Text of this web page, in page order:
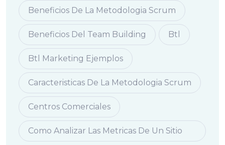
Beneficios De La Metodologia Scrum
Beneficios Del Team Building Btl
Btl Marketing Ejemplos
Caracteristicas De La Metodologia Scrum
Centros Comerciales
Como Analizar Las Metricas De Un Sitio